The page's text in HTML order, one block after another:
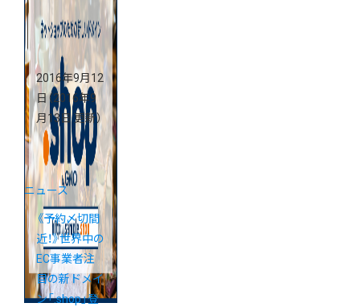
2016年9月12
日（2016年9
月13日 更新）
ニュース
《予約〆切間
近！》世界中の
EC事業者注
目の新ドメイ
ン「.shop」登